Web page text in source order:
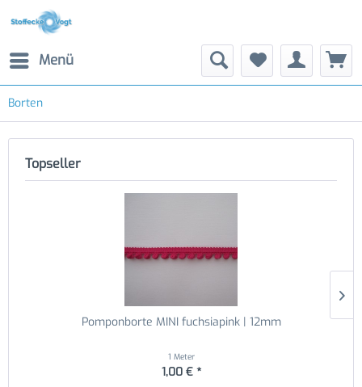
Menü
Borten
Topseller
Pomponborte MINI fuchsiapink | 12mm
1 Meter
1,00 € *